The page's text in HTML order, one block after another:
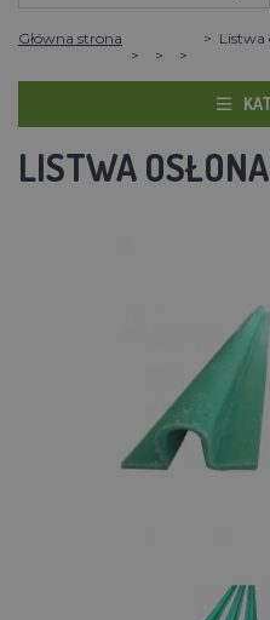
Główna strona Listwa
LISTWA